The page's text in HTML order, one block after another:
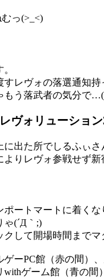
っ(>_<)
すレヴォの落選通知持
もう落武者の気分で
ヴォリューション
に出た所でしるふぃ
よりレヴォ参戦せず新
ポートマートに着く
(´Д｀;)
して開場時間までマ
ゲーPC館（赤の間）
withゲーム館（青の間